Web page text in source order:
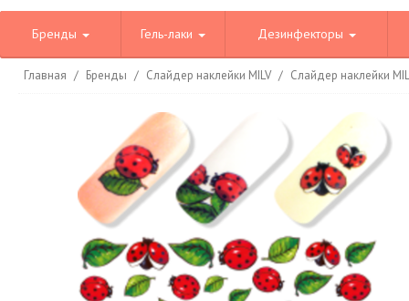
Бренды Гель-лаки Дезинфекторы
Главная / Бренды / Слайдер наклейки MILV / Слайдер наклейки